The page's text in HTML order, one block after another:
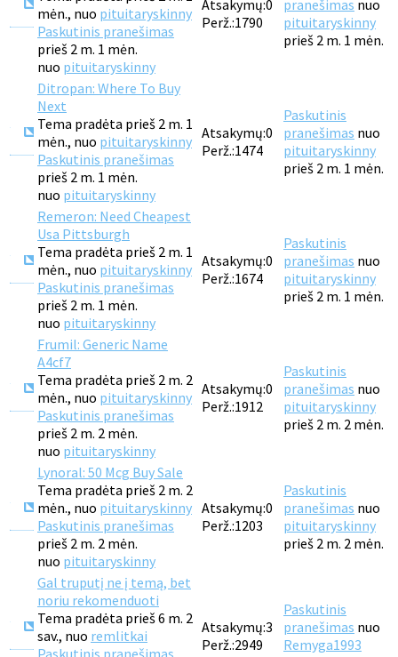
mėn., nuo pituitaryskinny
Paskutinis pranešimas
prieš 2 m. 1 mėn.
nuo pituitaryskinny
Atsakymų:0
Perž.:1790
pranešimas nuo
pituitaryskinny
prieš 2 m. 1 mėn.
Ditropan: Where To Buy
Next
Tema pradėta prieš 2 m. 1
mėn., nuo pituitaryskinny
Paskutinis pranešimas
prieš 2 m. 1 mėn.
nuo pituitaryskinny
Atsakymų:0
Perž.:1474
Paskutinis
pranešimas nuo
pituitaryskinny
prieš 2 m. 1 mėn.
Remeron: Need Cheapest
Usa Pittsburgh
Tema pradėta prieš 2 m. 1
mėn., nuo pituitaryskinny
Paskutinis pranešimas
prieš 2 m. 1 mėn.
nuo pituitaryskinny
Atsakymų:0
Perž.:1674
Paskutinis
pranešimas nuo
pituitaryskinny
prieš 2 m. 1 mėn.
Frumil: Generic Name
A4cf7
Tema pradėta prieš 2 m. 2
mėn., nuo pituitaryskinny
Paskutinis pranešimas
prieš 2 m. 2 mėn.
nuo pituitaryskinny
Atsakymų:0
Perž.:1912
Paskutinis
pranešimas nuo
pituitaryskinny
prieš 2 m. 2 mėn.
Lynoral: 50 Mcg Buy Sale
Tema pradėta prieš 2 m. 2
mėn., nuo pituitaryskinny
Paskutinis pranešimas
prieš 2 m. 2 mėn.
nuo pituitaryskinny
Atsakymų:0
Perž.:1203
Paskutinis
pranešimas nuo
pituitaryskinny
prieš 2 m. 2 mėn.
Gal truputį ne į temą, bet
noriu rekomenduoti
Tema pradėta prieš 6 m. 2
sav., nuo remlitkai
Atsakymų:3
Perž.:2949
Paskutinis
pranešimas nuo
Remyga1993